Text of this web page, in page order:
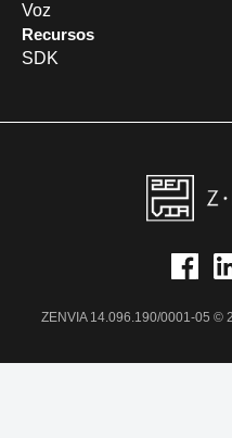
Voz
Recursos
SDK
ZENVIA 14.096.190/0001-05 ©